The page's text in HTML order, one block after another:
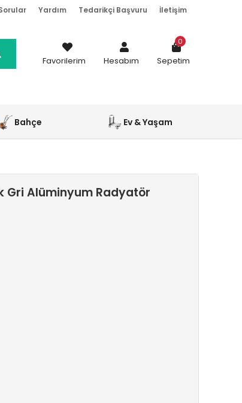
Yardım Tedarikçi Başvuru İletişim
Favorilerim Hesabım Sepetim
0
Bahçe Ev & Yaşam
Gri Alüminyum Radyatör